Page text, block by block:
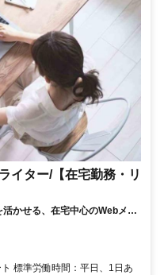
イター/【在宅勤務・リ
かせる、在宅中心のWebメデ
標準労働時間：平日、1日あ